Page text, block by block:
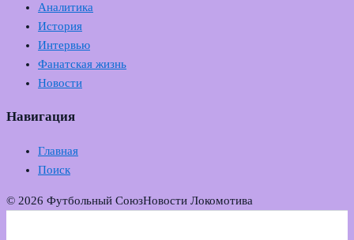
Аналитика
История
Интервью
Фанатская жизнь
Новости
Навигация
Главная
Поиск
© 2026 Футбольный СоюзНовости Локомотива